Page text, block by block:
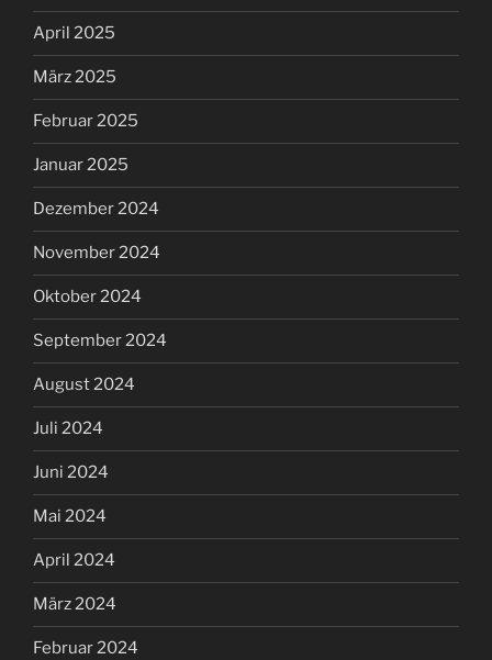
April 2025
März 2025
Februar 2025
Januar 2025
Dezember 2024
November 2024
Oktober 2024
September 2024
August 2024
Juli 2024
Juni 2024
Mai 2024
April 2024
März 2024
Februar 2024